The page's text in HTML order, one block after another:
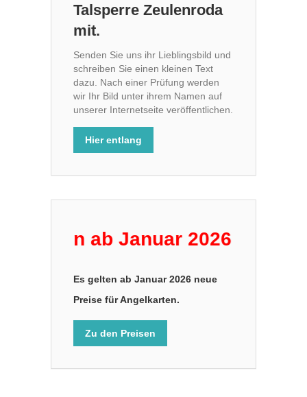
Talsperre Zeulenroda
mit.
Senden Sie uns ihr Lieblingsbild und
schreiben Sie einen kleinen Text
dazu. Nach einer Prüfung werden
wir Ihr Bild unter ihrem Namen auf
unserer Internetseite veröffentlichen.
Hier entlang
ab Januar 2026 neue
Es gelten ab Januar 2026 neue
Preise für Angelkarten.
Zu den Preisen